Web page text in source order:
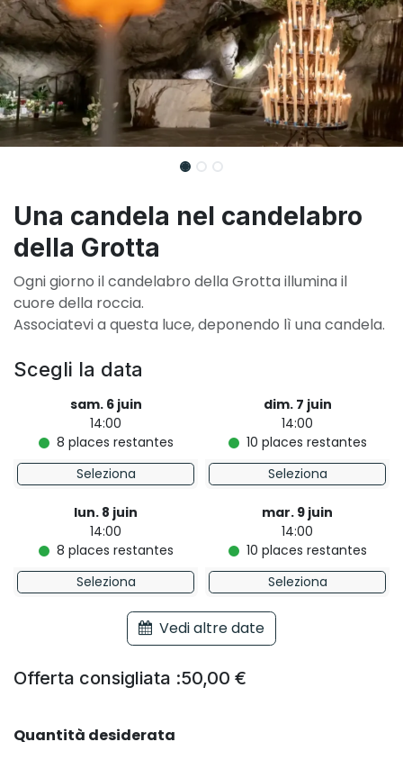
Una candela nel candelabro
della Grotta
Ogni giorno il candelabro della Grotta illumina il
cuore della roccia.
Associatevi a questa luce, deponendo lì una candela.
Scegli la data
sam. 6 juin
14:00
8 places restantes
Seleziona
dim. 7 juin
14:00
10 places restantes
Seleziona
lun. 8 juin
14:00
8 places restantes
Seleziona
mar. 9 juin
14:00
10 places restantes
Seleziona
Vedi altre date
Offerta consigliata :50,00 €
Quantità desiderata